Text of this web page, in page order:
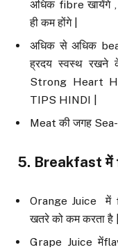
अधिक fibre
ही कम होंगे |
अधिक से अधिक
ह्रदय स्वस्थ रखने
Strong Heart
TIPS HINDI |
Meat की जगह Sea-
5. Breakfastमें
Orange Juice में
खतरे को कम करता है |
Grape Juice